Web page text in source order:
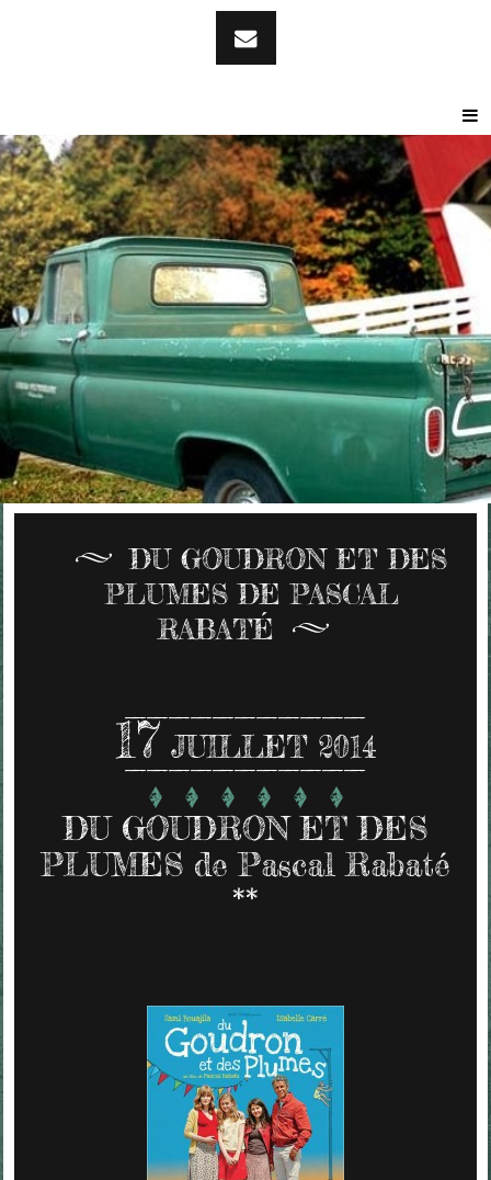
DU GOUDRON ET DES
PLUMES DE PASCAL
RABATÉ
17 JUILLET 2014
DU GOUDRON ET DES
PLUMES de Pascal Rabaté
**